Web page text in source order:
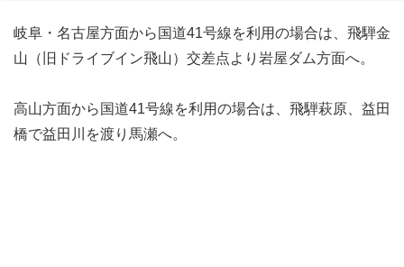
岐阜・名古屋方面から国道41号線を利用の場合は、飛騨金
山（旧ドライブイン飛山）交差点より岩屋ダム方面へ。
高山方面から国道41号線を利用の場合は、飛騨萩原、益田
橋で益田川を渡り馬瀬へ。